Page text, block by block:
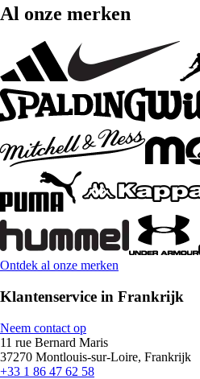
Al onze merken
Ontdek al onze merken
Klantenservice in Frankrijk
Neem contact op
11 rue Bernard Maris
37270 Montlouis-sur-Loire, Frankrijk
+33 1 86 47 62 58